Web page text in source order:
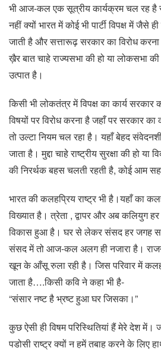
भी आज-कल एक सूत्रीय कार्यक्रम चल रह है
नहीं क्यों भारत में कोई भी पार्टी विपक्ष में जैसे
जाती है और सत्तारूढ़ सरकार का विरोध करना
ख़ैर बात चाहे राज्यसभा की हो या लोकसभा
उत्पात है।
किसी भी लोकतंत्र में विपक्ष का कार्य सरकार
विषयों पर विरोध करना है जहाँ पर सरकार
तो उल्टा नियम चल रहा है। यहाँ बेहद
जाता है। मुद्दा चाहे राष्ट्रीय सुरक्षा की हो
की निरर्थक बहस चलती रहती है, कोई आम
भारत की कलहप्रिय राष्ट्र भी है।यहाँ का
विख्यात है। त्रेता , द्वापर और अब कलियुग
विकास हुआ है। घर से लेकर संसद हर जगह
संसद में तो आज-कल अलग ही नजारा है।
खून के आँसू रुला रही है। जिस परिवार में कलह
जाता है….किसी कवि ने कहा भी है-
“संसार नष्ट है भ्रष्ट हुआ घर जिसका।”
कुछ ऐसी ही विषम परिस्थितियां हैं मेरे देश
पडोसी राष्ट्र क्यों न हमें तबाह करने के लिए